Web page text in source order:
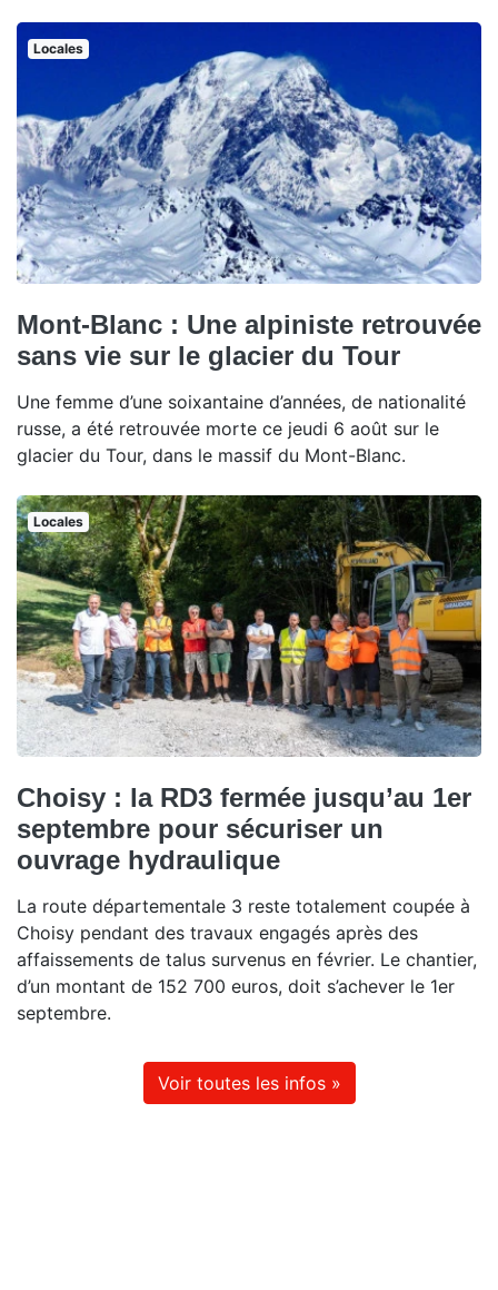
Locales
Mont-Blanc : Une alpiniste retrouvée
sans vie sur le glacier du Tour
Une femme d’une soixantaine d’années, de nationalité
russe, a été retrouvée morte ce jeudi 6 août sur le
glacier du Tour, dans le massif du Mont-Blanc.
Locales
Choisy : la RD3 fermée jusqu’au 1er
septembre pour sécuriser un
ouvrage hydraulique
La route départementale 3 reste totalement coupée à
Choisy pendant des travaux engagés après des
affaissements de talus survenus en février. Le chantier,
d’un montant de 152 700 euros, doit s’achever le 1er
septembre.
Voir toutes les infos »